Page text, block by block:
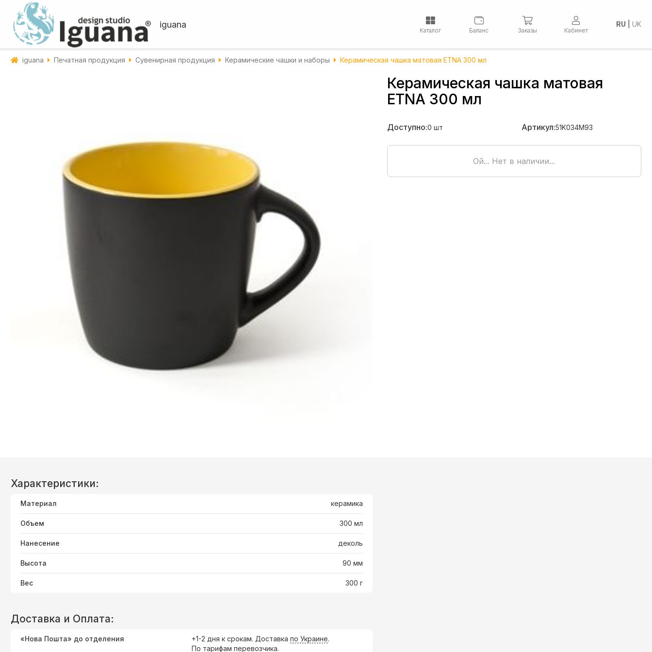
iguana
Каталог Баланс Заказы Кабинет
RU UK
iguana Печатная продукция Сувенирная продукция Керамические чашки и наборы Керамическая чашка матовая ETNA 300 мл
Керамическая чашка матовая
ETNA 300 мл
Доступно:0 шт Артикул:51K034M93
Ой... Нет в наличии...
Характеристики:
Материал керамика
Объем 300 мл
Нанесение деколь
Высота 90 мм
Вес 300 г
Доставка и Оплата:
«Нова Пошта» до отделения +1-2 дня к срокам. Доставка по Украине.
По тарифам перевозчика.